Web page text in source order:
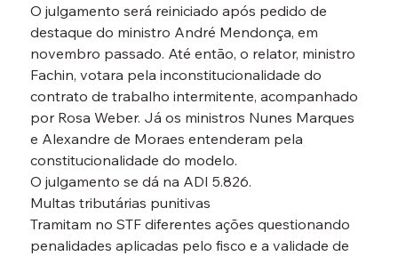
O julgamento será reiniciado após pedido de
destaque do ministro André Mendonça, em
novembro passado. Até então, o relator, ministro
Fachin, votara pela inconstitucionalidade do
contrato de trabalho intermitente, acompanhado
por Rosa Weber. Já os ministros Nunes Marques
e Alexandre de Moraes entenderam pela
constitucionalidade do modelo.
O julgamento se dá na ADI 5.826.
Multas tributárias punitivas
Tramitam no STF diferentes ações questionando
penalidades aplicadas pelo fisco e a validade de